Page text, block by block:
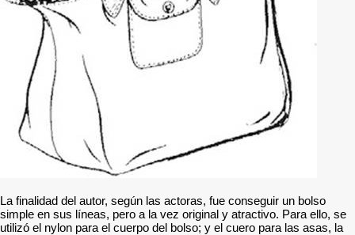
La finalidad del autor,
simple en sus líneas, pero
utilizó el nylon para el